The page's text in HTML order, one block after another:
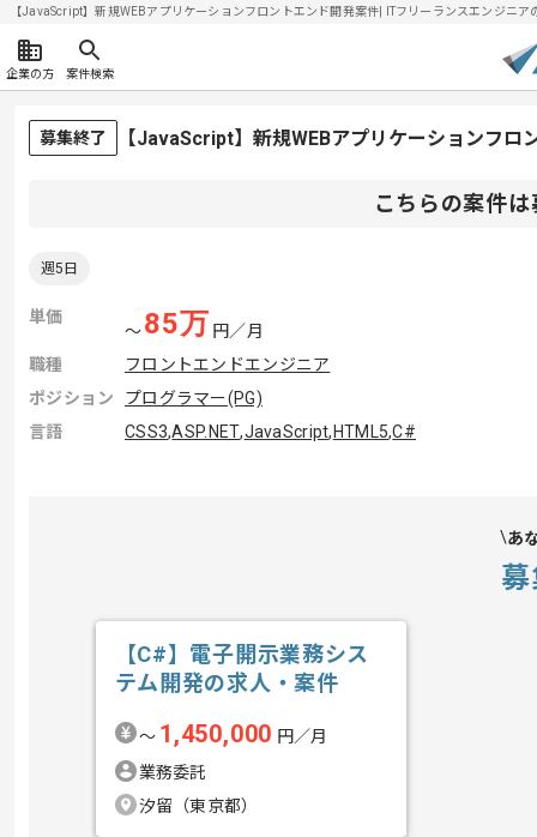
【JavaScript】新規WEBアプリケーションフロントエンド開発案件| ITフリーランスエンジニ
企業の方 案件検索
募集終了 【JavaScript】新規WEBアプリケーションフ
こちらの案件
週5日
単価
〜85万 円／月
職種
フロントエンドエンジニア
ポジション
プログラマー(PG)
言語
CSS3,ASP.NET,JavaScript, HTML5,C#
あ
【C#】電子開示業務シス
テム開発の求人・案件
〜 1,450,000 円／月
業務委託
汐留（東京都）